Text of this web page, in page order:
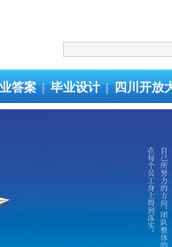
答案 | 毕业设计 | 四川开放